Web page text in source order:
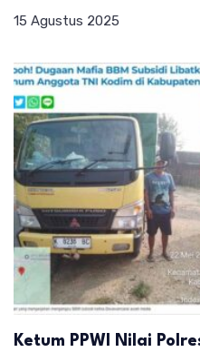
15 Agustus 2025
Ketum PPWI Nilai